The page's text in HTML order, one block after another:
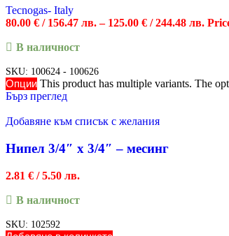
Tecnogas- Italy
80.00 € / 156.47 лв.– 125.00 € / 244.48 лв.
В наличност
SKU: 100624 - 100626
Опции This product has multiple variants. The
Бърз преглед
Добавяне към списък с желания
Нипел 3/4″ х 3/4″ – месинг
2.81 € / 5.50 лв.
В наличност
SKU: 102592